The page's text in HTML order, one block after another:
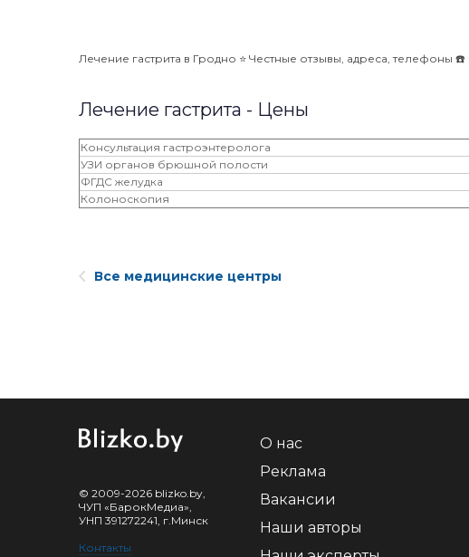
Лечение гастрита в Гродно ⭐️ Честные отзывы, адреса, телефоны
Лечение гастрита - Цены
Консультация гастроэнтеролога
УЗИ органов брюшной полости
ФГДС желудка
Колоноскопия
Все медицинские центры
© 2009-2026 blizko.by,
ЧУП «БарокМедиа»,
УНП 391272241, г.Минск
Контакты
О нас
Реклама
Вакансии
Наши авторы